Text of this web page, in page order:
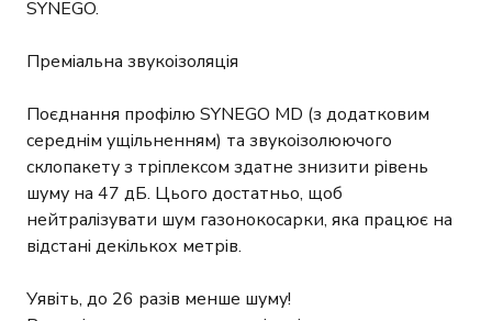
SYNEGO.
Преміальна звукоізоляція
Поєднання профілю SYNEGO MD (з додатковим
середнім ущільненням) та звукоізолюючого
склопакету з тріплексом здатне знизити рівень
шуму на 47 дБ. Цього достатньо, щоб
нейтралізувати шум газонокосарки, яка працює на
відстані декількох метрів.
Уявіть, до 26 разів менше шуму!